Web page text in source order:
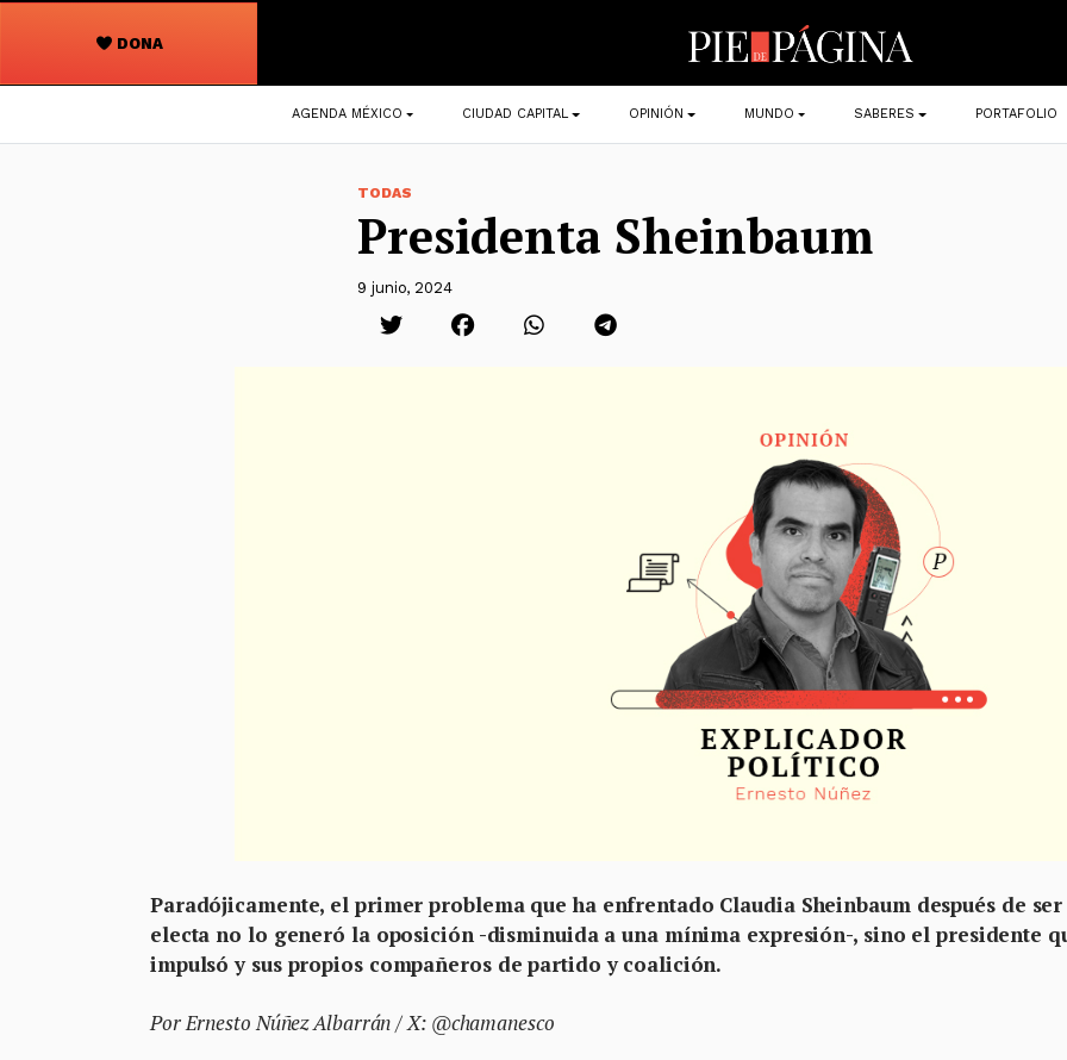
DONA
Navegación
principal
AGENDA MÉXICO CIUDAD CAPITAL OPINIÓN MUNDO SABERES PORTAFOLIO
TODAS
Presidenta Sheinbaum
9 junio, 2024
Paradójicamente, el primer problema que ha enfrentado Claudia Sheinbaum después de ser
electa no lo generó la oposición -disminuida a una mínima expresión-, sino el presidente
impulsó y sus propios compañeros de partido y coalición.
Por Ernesto Núñez Albarrán / X: @chamanesco